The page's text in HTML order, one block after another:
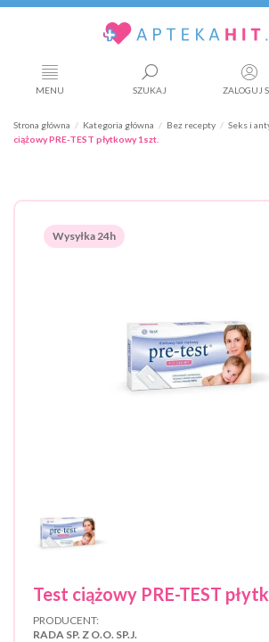
MENU SZUKAJ ZALOGUJ
Strona główna Kategoria główna Bez recepty Seks i
ciążowy PRE-TEST płytkowy 1szt.
Wysyłka 24h
Test ciążowy PRE-TEST
PRODUCENT:
RADA SP. Z O.O. SP.J.